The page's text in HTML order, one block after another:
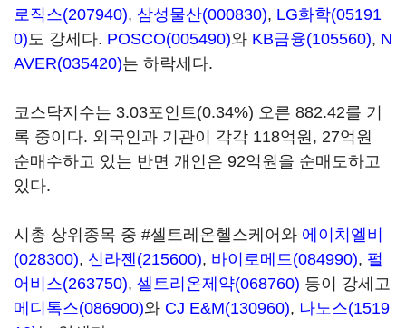
로직스(207940), 삼성물산(000830), LG화학(05191
0)도 강세다. POSCO(005490)와 KB금융(105560), N
AVER(035420)는 하락세다.
코스닥지수는 3.03포인트(0.34%) 오른 882.42를 기
록 중이다. 외국인과 기관이 각각 118억원, 27억원
순매수하고 있는 반면 개인은 92억원을 순매도하고
있다.
시총 상위종목 중 #셀트레온헬스케어와 에이치엘비
(028300), 신라젠(215600), 바이로메드(084990), 펄
어비스(263750), 셀트리온제약(068760) 등이 강세고
메디톡스(086900)와 CJ E&M(130960), 나노스(1519